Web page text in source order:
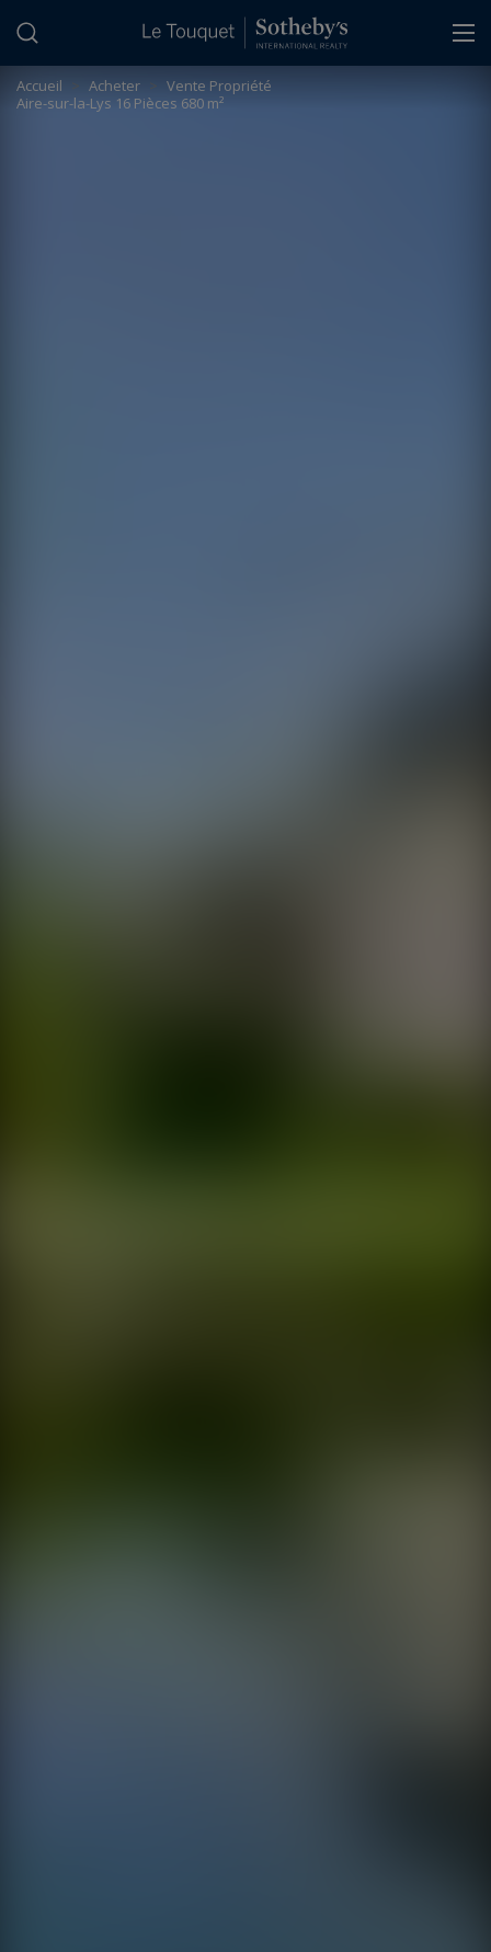
Accueil > Acheter > Vente Propriété
Aire-sur-la-Lys 16 Pièces 680 m²